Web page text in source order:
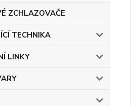
ZCHLAZOVAČE
TECHNIKA
LINKY